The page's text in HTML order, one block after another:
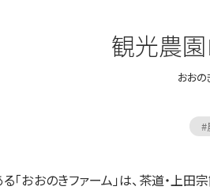
観光農
おおの
#
「おおのきファーム」は、茶道・上